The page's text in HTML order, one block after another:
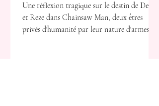
Une réflexion tragique sur le destin de Denji
et Reze dans Chainsaw Man, deux êtres
privés d'humanité par leur nature d'armes.